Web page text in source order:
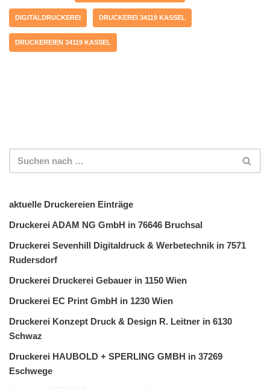
DIGITALDRUCKEREI DRUCKEREI 34119 KASSEL
DRUCKEREIEN 34119 KASSEL
aktuelle Druckereien Einträge
Druckerei ADAM NG GmbH in 76646 Bruchsal
Druckerei Sevenhill Digitaldruck & Werbetechnik in 7571
Rudersdorf
Druckerei Druckerei Gebauer in 1150 Wien
Druckerei EC Print GmbH in 1230 Wien
Druckerei Konzept Druck & Design R. Leitner in 6130
Schwaz
Druckerei HAUBOLD + SPERLING GMBH in 37269
Eschwege